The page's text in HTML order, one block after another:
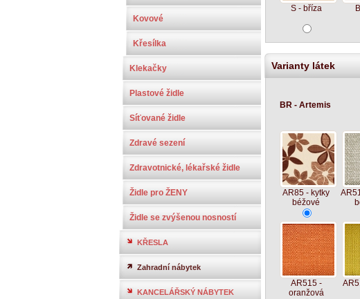
Kovové
Křesílka
Klekačky
Plastové židle
Síťované židle
Zdravé sezení
Zdravotnické, lékařské židle
Židle pro ŽENY
Židle se zvýšenou nosností
KŘESLA
Zahradní nábytek
KANCELÁŘSKÝ NÁBYTEK
S - bříza
Varianty látek
BR - Artemis
AR85 - kytky
béžové
AR515 -
oranžová